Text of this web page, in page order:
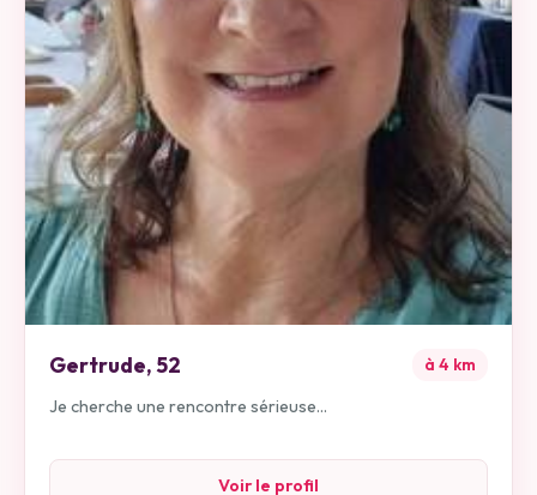
Gertrude,52 à 4 km
Je cherche une rencontre sérieuse...
Voir le profil